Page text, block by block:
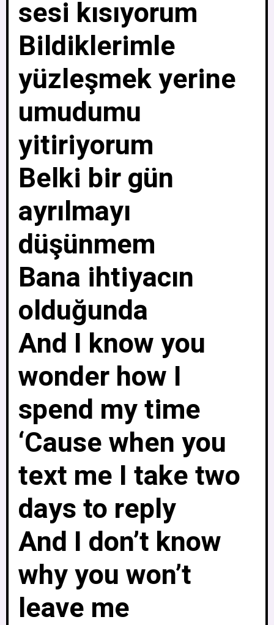
sesi kısıyorum
Bildiklerimle
yüzleşmek yerine
umudumu
yitiriyorum
Belki bir gün
ayrılmayı
düşünmem
Bana ihtiyacın
olduğunda
And I know you
wonder how I
spend my time
‘Cause when you
text me I take two
days to reply
And I don’t know
why you won’t
leave me